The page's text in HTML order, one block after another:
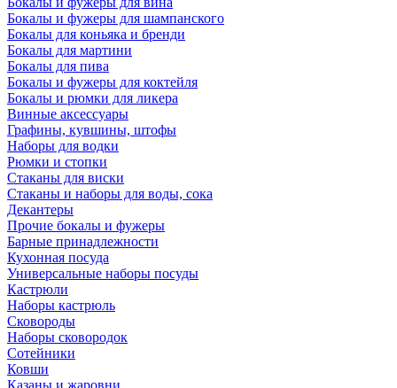
Бокалы и фужеры для шампанского
Бокалы для коньяка и бренди
Бокалы для мартини
Бокалы для пива
Бокалы и фужеры для коктейля
Бокалы и рюмки для ликера
Винные аксессуары
Графины, кувшины, штофы
Наборы для водки
Рюмки и стопки
Стаканы для виски
Стаканы и наборы для воды, сока
Декантеры
Прочие бокалы и фужеры
Барные принадлежности
Кухонная посуда
Универсальные наборы посуды
Кастрюли
Наборы кастрюль
Сковороды
Наборы сковородок
Сотейники
Ковши